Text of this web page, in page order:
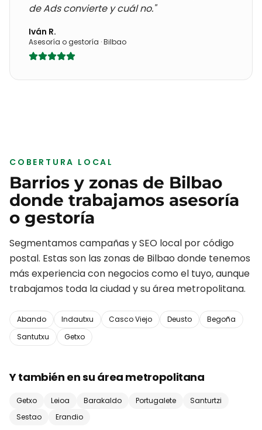
de Ads convierte y cuál no."
Iván R.
Asesoría o gestoría ·Bilbao
COBERTURA LOCAL
Barrios y zonas de Bilbao
donde trabajamos asesoría
o gestoría
Segmentamos campañas y SEO local por código
postal. Estas son las zonas de Bilbao donde tenemos
más experiencia con negocios como el tuyo, aunque
trabajamos toda la ciudad y su área metropolitana.
Abando Indautxu Casco Viejo Deusto
Begoña
Santutxu
Getxo
Y también en su área metropolitana
Getxo Leioa Barakaldo Portugalete
Santurtzi
Sestao
Erandio